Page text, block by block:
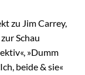
zu Jim Carrey,
Schau
»Dumm
beide & sie«